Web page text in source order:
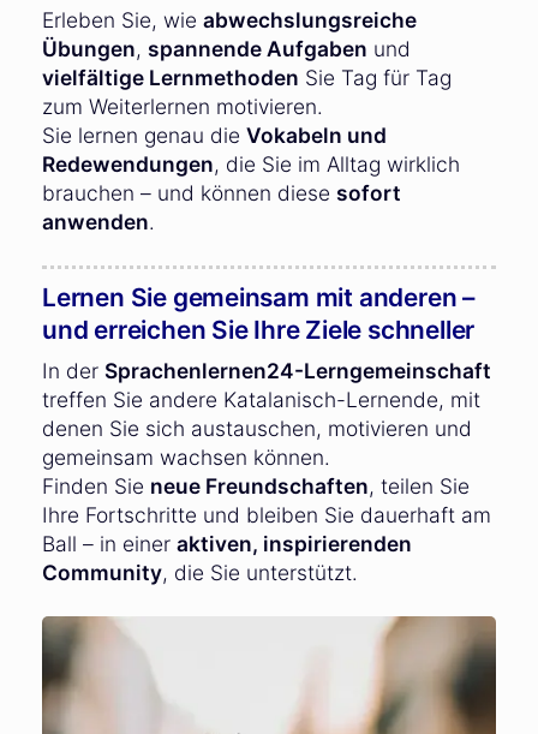
Erleben Sie, wie abwechslungsreiche
Übungen, spannende Aufgaben und
vielfältige Lernmethoden Sie Tag für Tag
zum Weiterlernen motivieren.
Sie lernen genau die Vokabeln und
Redewendungen, die Sie im Alltag wirklich
brauchen – und können diese sofort
anwenden.
Lernen Sie gemeinsam mit anderen –
und erreichen Sie Ihre Ziele schneller
In der Sprachenlernen24-Lerngemeinschaft
treffen Sie andere Katalanisch-Lernende, mit
denen Sie sich austauschen, motivieren und
gemeinsam wachsen können.
Finden Sie neue Freundschaften, teilen Sie
Ihre Fortschritte und bleiben Sie dauerhaft am
Ball – in einer aktiven, inspirierenden
Community, die Sie unterstützt.